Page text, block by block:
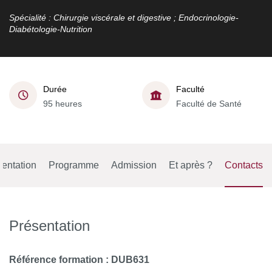
Spécialité : Chirurgie viscérale et digestive ; Endocrinologie-
Diabétologie-Nutrition
Durée
95 heures
Faculté
Faculté de Santé
Programme Admission Et après ? Contacts
Présentation
Référence formation : DUB631